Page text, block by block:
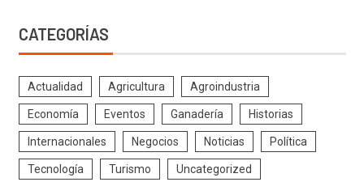
CATEGORÍAS
Actualidad Agricultura Agroindustria
Economía Eventos Ganadería Historias
Internacionales Negocios Noticias Política
Tecnología Turismo Uncategorized